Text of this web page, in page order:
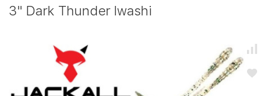
3" Dark Thunder Iwashi